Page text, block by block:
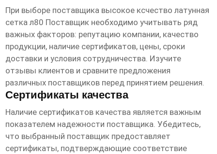
При выборе поставщика высокое ксчество латунная
сетка л80 Поставщик необходимо учитывать ряд
важных факторов: репутацию компании, качество
продукции, наличие сертификатов, цены, сроки
доставки и условия сотрудничества. Изучите
отзывы клиентов и сравните предложения
различных поставщиков перед принятием решения.
Сертификаты качества
Наличие сертификатов качества является важным
показателем надежности поставщика. Убедитесь,
что выбранный поставщик предоставляет
сертификаты, подтверждающие соответствие